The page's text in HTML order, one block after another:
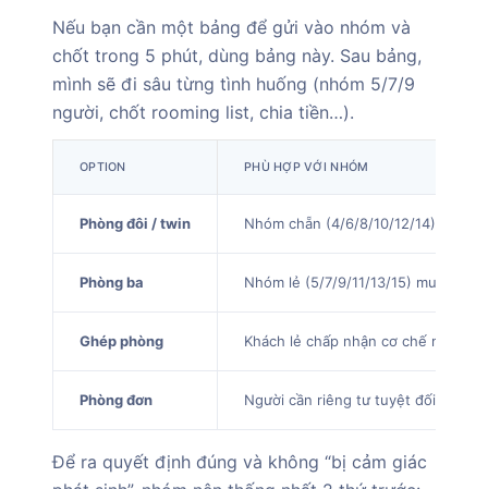
Nếu bạn cần một bảng để gửi vào nhóm và
chốt trong 5 phút, dùng bảng này. Sau bảng,
mình sẽ đi sâu từng tình huống (nhóm 5/7/9
người, chốt rooming list, chia tiền…).
OPTION PHÙ HỢP VỚI NHÓM
Phòng đôi / twin Nhóm chẵn (4/6/8/10/12/14) hoặc
Phòng ba Nhóm lẻ (5/7/9/11/13/15) muốn tối
Ghép phòng Khách lẻ chấp nhận cơ chế match
Phòng đơn Người cần riêng tư tuyệt đối, ngủ
Để ra quyết định đúng và không “bị cảm giác